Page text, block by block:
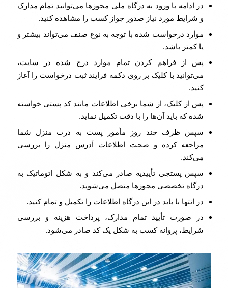
در ادامه با ورود به درگاه ملی مجوزها می‌توانید تمام مدارک
و شرایط مورد نیاز صدور جواز کسب را مشاهده کنید.
موارد درخواست شده با توجه به نوع صنف می‌تواند بیشتر و
یا کمتر باشد.
پس از فراهم کردن تمام موارد درج شده در سایت،
می‌توانید با کلیک بر روی دکمه فرایند ثبت درخواست را آغاز
کنید.
پس از کلیک، از شما برخی اطلاعات مانند کد پستی خواسته
شده که باید آن‌ها را با دقت تکمیل نماید.
سپس ظرف چند روز مأمور پست به درب منزل شما
مراجعه کرده و صحت اطلاعات آدرس منزل را بررسی
می‌کند.
سپس پستچی تأییدیه صادر می‌کند و به شکل اتوماتیک به
درگاه تخصصی مجوزها متصل می‌شوید.
در انتها با باید در این درگاه اطلاعات را تکمیل و تمام کنید.
در صورت تأیید تمام مدارک، پرداخت هزینه و بررسی
شرایط، پروانه کسب به شکل یک کد صادر می‌شود.